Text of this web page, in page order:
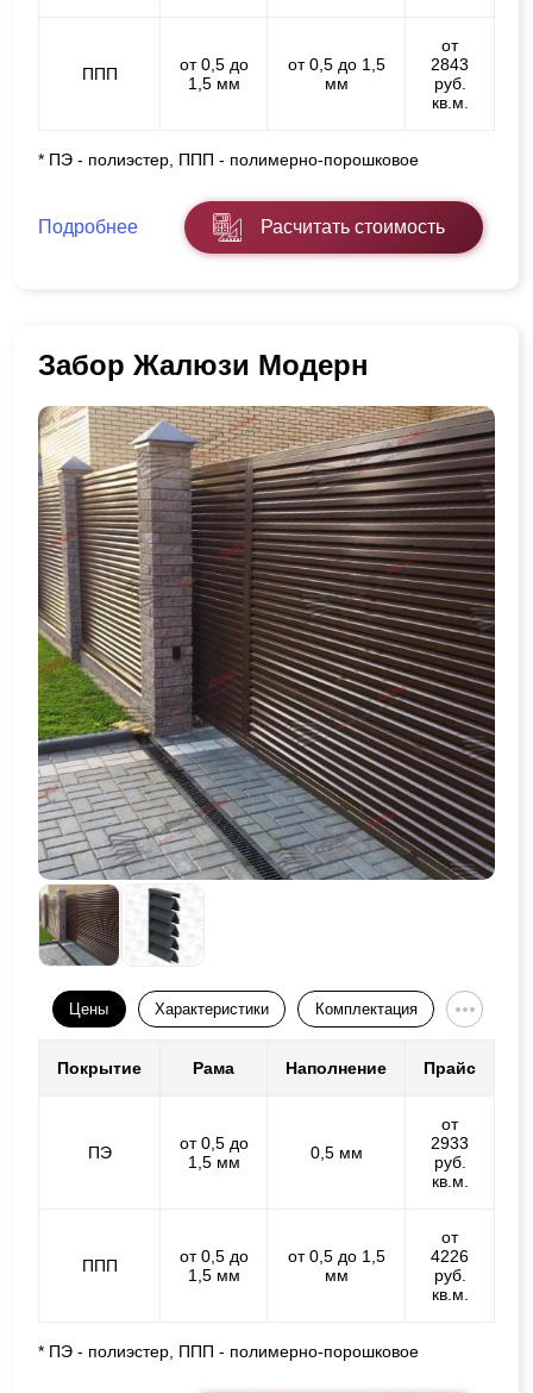
ППП
от 0,5 до
1,5 мм
от 0,5 до 1,5
мм
от
2843
руб.
кв.м.
* ПЭ - полиэстер, ППП - полимерно-порошковое
Подробнее Расчитать стоимость
Забор Жалюзи Модерн
Цены Характеристики Комплектация
Покрытие Рама Наполнение Прайс
ПЭ
от 0,5 до
1,5 мм
0,5 мм
от
2933
руб.
кв.м.
ППП
от 0,5 до
1,5 мм
от 0,5 до 1,5
мм
от
4226
руб.
кв.м.
* ПЭ - полиэстер, ППП - полимерно-порошковое